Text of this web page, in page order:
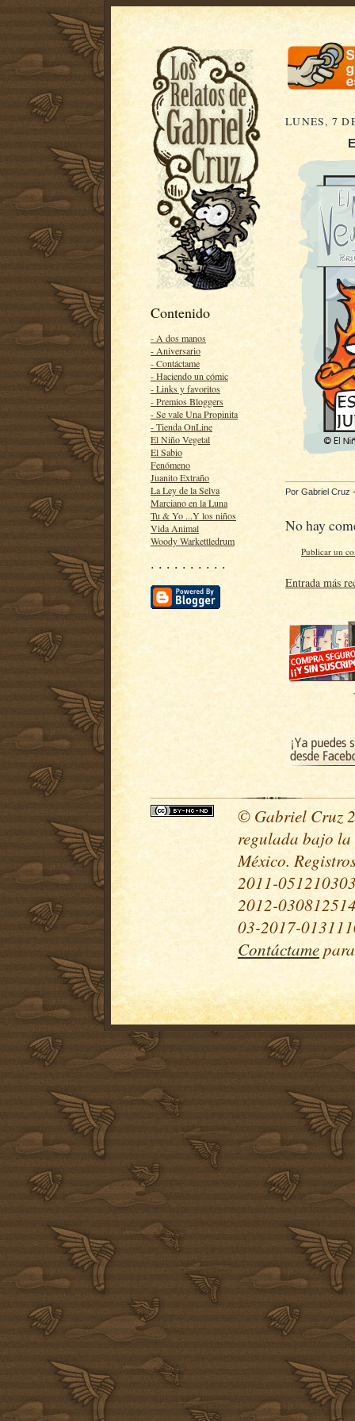
Contenido
- A dos manos
- Aniversario
- Contáctame
- Haciendo un cómic
- Links y favoritos
- Premios Bloggers
- Se vale Una Propinita
- Tienda OnLine
El Niño Vegetal
El Sabio
Fenómeno
Juanito Extraño
La Ley de la Selva
Marciano en la Luna
Tu & Yo ...Y los niños
Vida Animal
Woody Warkettledrum
· · · · · · · · · ·
LUNES, 7
Por Gabriel Cruz
No hay
Publicar un
Entrada más
© Gabriel Cruz
regulada bajo la
México.
2011-
2012-
03-2017-
Contáctame